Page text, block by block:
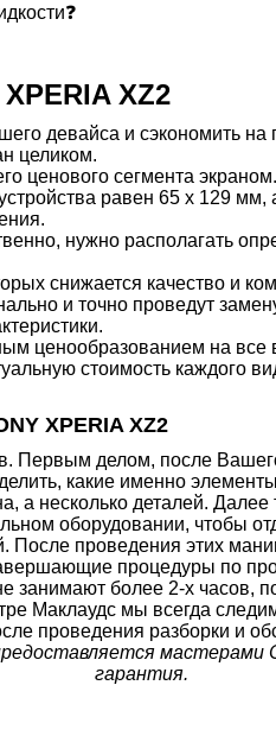
XZ2
девайса и сэкономить на
целиком.
ценового сегмента
равен 65 х 129
нужно располагать
снижается качество и
и точно проведут
ценообразованием на
стоимость каждого
XPERIA XZ2
Первым делом, после
какие именно
а несколько деталей.
оборудовании, чтобы
После проведения этих
процедуры по
занимают более 2-х часов,
Маклаудс мы всегда
проведения разборки и
мастерами
гарантия.